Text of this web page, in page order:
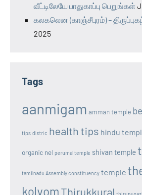
வீட்டிலேயே பாதுகாப்பு பெறுங்கள்
கலகலென (காஞ்சீபுரம்) –
2025
Tags
aanmigam amman temple
tips distric health tips hindu
organic nel perumal temple shivan temple
tamilnadu Assembly constituency temple
kolvomThirukkural